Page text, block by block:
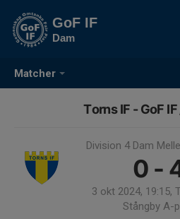
Matcher
GoF IF
Dam
Torns IF - GoF
Division 4 Dam
0 -
3 okt 2024, 19:15,
Stångby A-